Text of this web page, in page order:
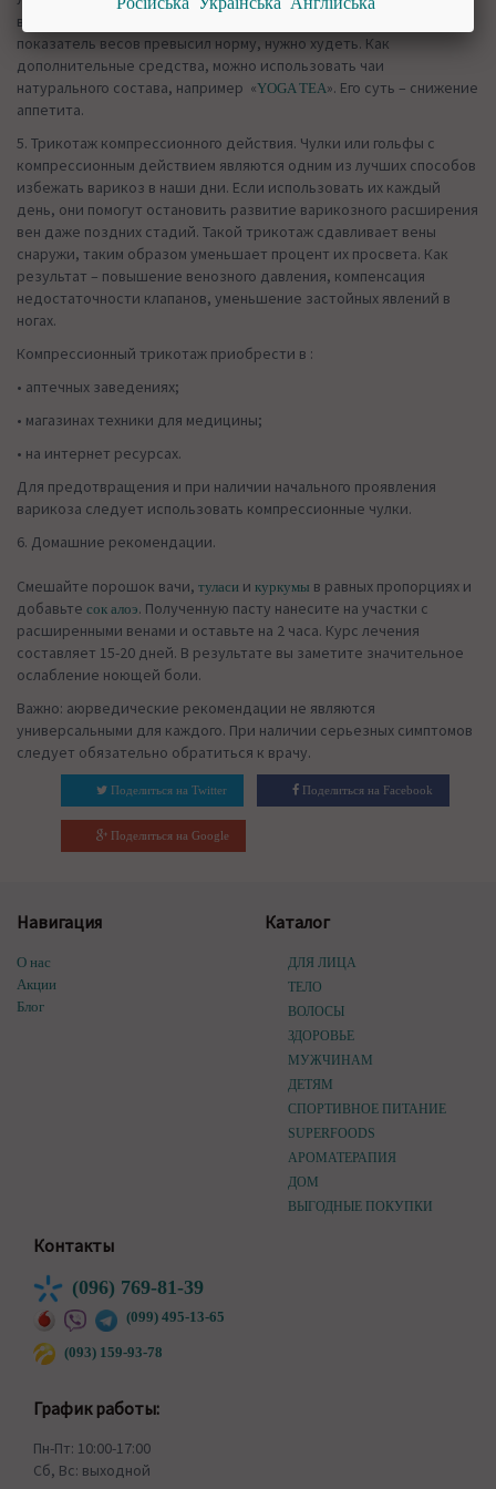
варикозного расширения вен – следить за своим весом. Если
показатель весов превысил норму, нужно худеть. Как
дополнительные средства, можно использовать чаи
натурального состава, например «YOGA TEA». Его суть – снижение
аппетита.
5. Трикотаж компрессионного действия. Чулки или гольфы с
компрессионным действием являются одним из лучших способов
избежать варикоз в наши дни. Если использовать их каждый
день, они помогут остановить развитие варикозного расширения
вен даже поздних стадий. Такой трикотаж сдавливает вены
снаружи, таким образом уменьшает процент их просвета. Как
результат – повышение венозного давления, компенсация
недостаточности клапанов, уменьшение застойных явлений в
ногах.
Компрессионный трикотаж приобрести в :
• аптечных заведениях;
• магазинах техники для медицины;
• на интернет ресурсах.
Для предотвращения и при наличии начального проявления
варикоза следует использовать компрессионные чулки.
6. Домашние рекомендации.
Смешайте порошок вачи, туласи и куркумы в равных пропорциях и
добавьте сок алоэ. Полученную пасту нанесите на участки с
расширенными венами и оставьте на 2 часа. Курс лечения
составляет 15-20 дней. В результате вы заметите значительное
ослабление ноющей боли.
Важно: аюрведические рекомендации не являются
универсальными для каждого. При наличии серьезных симптомов
следует обязательно обратиться к врачу.
Поделиться на Twitter Поделиться на Facebook
Поделиться на Google
Навигация
О нас
Акции
Блог
Каталог
ДЛЯ ЛИЦА
ТЕЛО
ВОЛОСЫ
ЗДОРОВЬЕ
МУЖЧИНАМ
ДЕТЯМ
СПОРТИВНОЕ ПИТАНИЕ
SUPERFOODS
АРОМАТЕРАПИЯ
ДОМ
ВЫГОДНЫЕ ПОКУПКИ
Контакты
(096) 769-81-39
(099) 495-13-65
(093) 159-93-78
График работы:
Пн-Пт: 10:00-17:00
Сб, Вс: выходной